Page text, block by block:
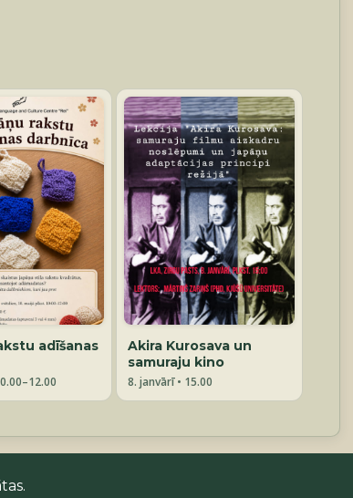
adīšanas
Akira Kurosava un
samuraju kino
8. janvārī • 15.00